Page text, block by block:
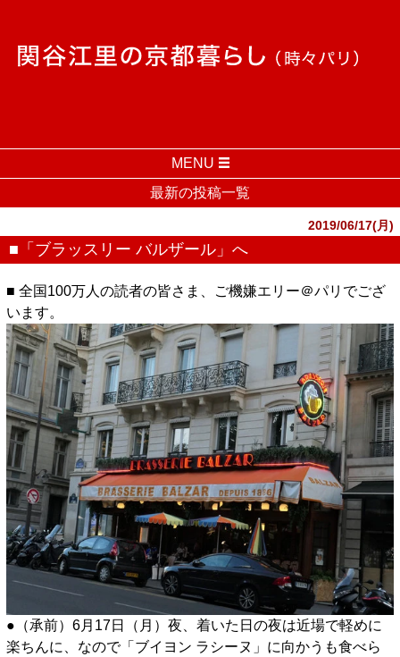
MENU
最新の投稿一覧
2019/06/17(月)
■「ブラッスリー バルザール」へ
■ 全国100万人の読者の皆さま、ご機嫌エリー＠パリでござ
います。
●（承前）6月17日（月）夜、着いた日の夜は近場で軽めに
楽ちんに、なので「ブイヨン ラシーヌ」に向かうも食べら